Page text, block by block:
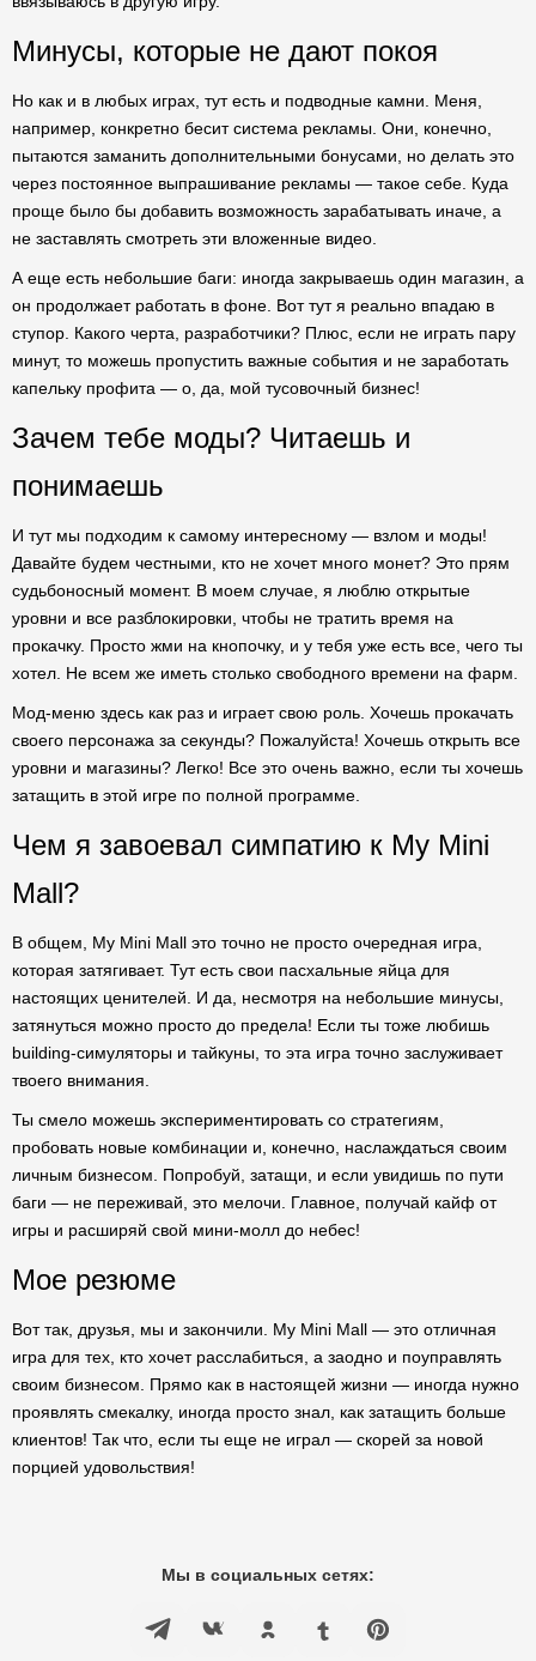
Минусы, которые не дают покоя
Но как и в любых играх, тут есть и подводные камни. Меня,
например, конкретно бесит система рекламы. Они, конечно,
пытаются заманить дополнительными бонусами, но делать это
через постоянное выпрашивание рекламы — такое себе. Куда
проще было бы добавить возможность зарабатывать иначе, а
не заставлять смотреть эти вложенные видео.
А еще есть небольшие баги: иногда закрываешь один магазин, а
он продолжает работать в фоне. Вот тут я реально впадаю в
ступор. Какого черта, разработчики? Плюс, если не играть пару
минут, то можешь пропустить важные события и не заработать
капельку профита — о, да, мой тусовочный бизнес!
Зачем тебе моды? Читаешь и
понимаешь
И тут мы подходим к самому интересному — взлом и моды!
Давайте будем честными, кто не хочет много монет? Это прям
судьбоносный момент. В моем случае, я люблю открытые
уровни и все разблокировки, чтобы не тратить время на
прокачку. Просто жми на кнопочку, и у тебя уже есть все, чего ты
хотел. Не всем же иметь столько свободного времени на фарм.
Мод-меню здесь как раз и играет свою роль. Хочешь прокачать
своего персонажа за секунды? Пожалуйста! Хочешь открыть все
уровни и магазины? Легко! Все это очень важно, если ты хочешь
затащить в этой игре по полной программе.
Чем я завоевал симпатию к My Mini
Mall?
В общем, My Mini Mall это точно не просто очередная игра,
которая затягивает. Тут есть свои пасхальные яйца для
настоящих ценителей. И да, несмотря на небольшие минусы,
затянуться можно просто до предела! Если ты тоже любишь
building-симуляторы и тайкуны, то эта игра точно заслуживает
твоего внимания.
Ты смело можешь экспериментировать со стратегиям,
пробовать новые комбинации и, конечно, наслаждаться своим
личным бизнесом. Попробуй, затащи, и если увидишь по пути
баги — не переживай, это мелочи. Главное, получай кайф от
игры и расширяй свой мини-молл до небес!
Мое резюме
Вот так, друзья, мы и закончили. My Mini Mall — это отличная
игра для тех, кто хочет расслабиться, а заодно и поуправлять
своим бизнесом. Прямо как в настоящей жизни — иногда нужно
проявлять смекалку, иногда просто знал, как затащить больше
клиентов! Так что, если ты еще не играл — скорей за новой
порцией удовольствия!
Мы в социальных сетях: